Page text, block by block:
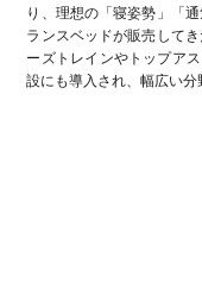
り、理想の「寝姿勢」「
ランスベッドが販売して
ーズトレインやトップア
設にも導入され、幅広い分